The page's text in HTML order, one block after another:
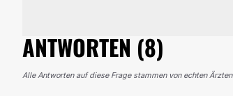
ANTWORTEN (8)
Alle Antworten auf diese Frage stammen von echten Ärzten